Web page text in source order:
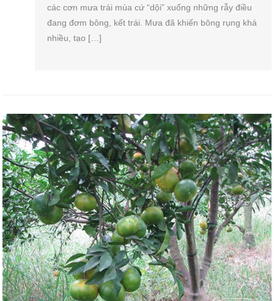
các cơn mưa trái mùa cứ “dội” xuống những rẫy điều
đang đơm bông, kết trái. Mưa đã khiến bông rụng khá
nhiều, tạo […]